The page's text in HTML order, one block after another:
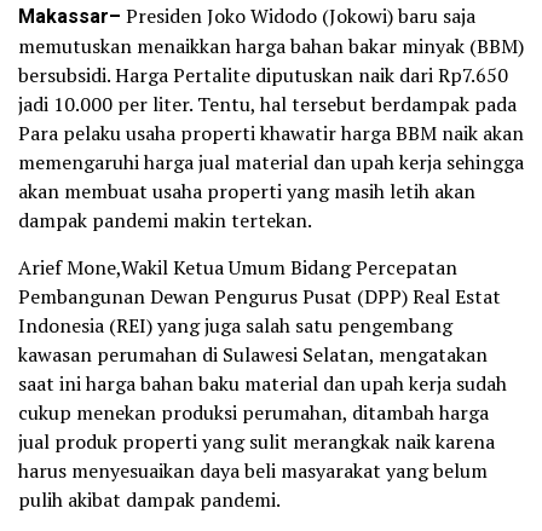
Makassar– Presiden Joko Widodo (Jokowi) baru saja
memutuskan menaikkan harga bahan bakar minyak (BBM)
bersubsidi. Harga Pertalite diputuskan naik dari Rp7.650
jadi 10.000 per liter. Tentu, hal tersebut berdampak pada
Para pelaku usaha properti khawatir harga BBM naik akan
memengaruhi harga jual material dan upah kerja sehingga
akan membuat usaha properti yang masih letih akan
dampak pandemi makin tertekan.
Arief Mone,Wakil Ketua Umum Bidang Percepatan
Pembangunan Dewan Pengurus Pusat (DPP) Real Estat
Indonesia (REI) yang juga salah satu pengembang
kawasan perumahan di Sulawesi Selatan, mengatakan
saat ini harga bahan baku material dan upah kerja sudah
cukup menekan produksi perumahan, ditambah harga
jual produk properti yang sulit merangkak naik karena
harus menyesuaikan daya beli masyarakat yang belum
pulih akibat dampak pandemi.